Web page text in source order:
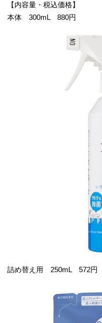
【内容量・税込価格】
本体 300mL 880円
詰め替え用 250mL 572円